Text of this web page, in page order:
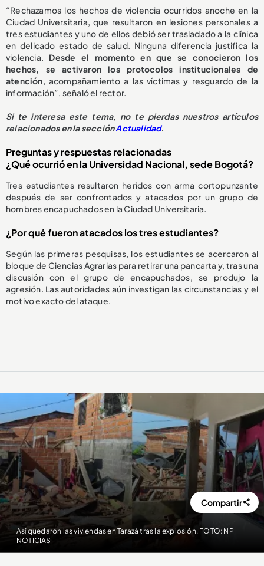
“Rechazamos los hechos de violencia ocurridos anoche en la
Ciudad Universitaria, que resultaron en lesiones personales a
tres estudiantes y uno de ellos debió ser trasladado a la clínica
en delicado estado de salud. Ninguna diferencia justifica la
violencia. Desde el momento en que se conocieron los
hechos, se activaron los protocolos institucionales de
atención, acompañamiento a las víctimas y resguardo de la
información”, señaló el rector.
Si te interesa este tema, no te pierdas nuestros artículos
relacionados en la secciónActualidad.
Preguntas y respuestas relacionadas
¿Qué ocurrió en la Universidad Nacional, sede Bogotá?
Tres estudiantes resultaron heridos con arma cortopunzante
después de ser confrontados y atacados por un grupo de
hombres encapuchados en la Ciudad Universitaria.
¿Por qué fueron atacados los tres estudiantes?
Según las primeras pesquisas, los estudiantes se acercaron al
bloque de Ciencias Agrarias para retirar una pancarta y, tras una
discusión con el grupo de encapuchados, se produjo la
agresión. Las autoridades aún investigan las circunstancias y el
motivo exacto del ataque.
Así quedaron las viviendas en Tarazá tras la explosión. FOTO: NP
NOTICIAS
Compartir